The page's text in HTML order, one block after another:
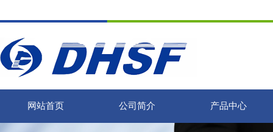
网站首页 公司简介 产品中心